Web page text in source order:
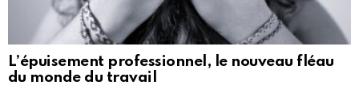
L’épuisement professionnel, le nouveau fléau
du monde du travail